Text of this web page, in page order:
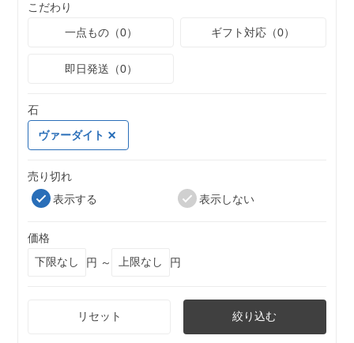
こだわり
一点もの（0）
ギフト対応（0）
即日発送（0）
石
ヴァーダイト
売り切れ
表示する
表示しない
価格
円 ～
円
リセット 絞り込む